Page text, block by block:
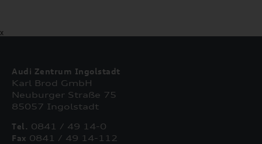
X
Audi Zentrum Ingolstadt
Karl Brod GmbH
Neuburger Straße 75
85057 Ingolstadt
Tel. 0841 / 49 14-0
Fax 0841 / 49 14-112